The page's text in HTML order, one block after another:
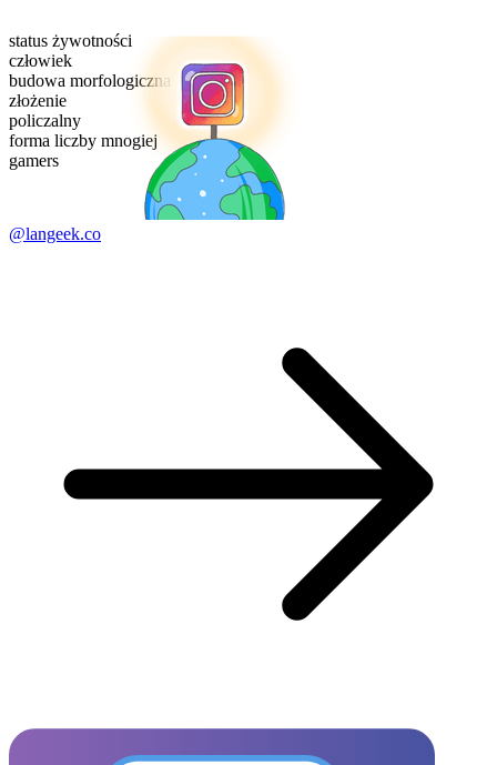
status żywotności
człowiek
budowa morfologiczna
złożenie
policzalny
forma liczby mnogiej
gamers
@langeek.co